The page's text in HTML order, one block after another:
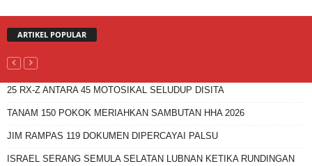
ARTIKEL POPULAR
25 RX-Z ANTARA 45 MOTOSIKAL SELUDUP DISITA
TANAM 150 POKOK MERIAHKAN SAMBUTAN HHA 2026
JIM RAMPAS 119 DOKUMEN DIPERCAYAI PALSU
ISRAEL SERANG SEMULA SELATAN LUBNAN KETIKA RUNDINGAN